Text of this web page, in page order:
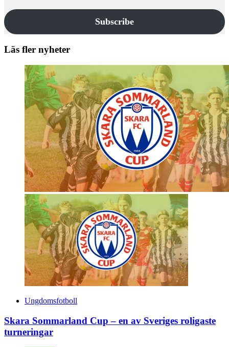
Subscribe
Läs fler nyheter
Ungdomsfotboll
Skara Sommarland Cup – en av Sveriges roligaste
turneringar